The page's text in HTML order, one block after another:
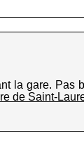
la gare. Pas
de Saint-